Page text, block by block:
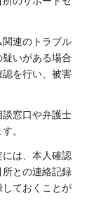
連のトラブル
いがある場合
を行い、被害
窓口や弁護士
。
は、本人確認
との連絡記録
ておくことが